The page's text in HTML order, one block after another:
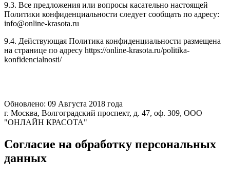
9.3. Все предложения или вопросы касательно настоящей
Политики конфиденциальности следует сообщать по адресу:
info@online-krasota.ru
9.4. Действующая Политика конфиденциальности размещена
на странице по адресу https://online-krasota.ru/politika-
konfidencialnosti/
Обновлено: 09 Августа 2018 года
г. Москва, Волгоградский проспект, д. 47, оф. 309, ООО
"ОНЛАЙН КРАСОТА"
Согласие на обработку персональных
данных